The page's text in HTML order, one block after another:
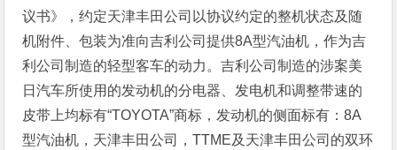
议书》，约定天津丰田公司以协议约定的整机状态及随
机附件、包装为准向吉利公司提供8A型汽油机，作为吉
利公司制造的轻型客车的动力。吉利公司制造的涉案美
日汽车所使用的发动机的分电器、发电机和调整带速的
皮带上均标有“TOYOTA”商标，发动机的侧面标有：8A
型汽油机，天津丰田公司，TTME及天津丰田公司的双环